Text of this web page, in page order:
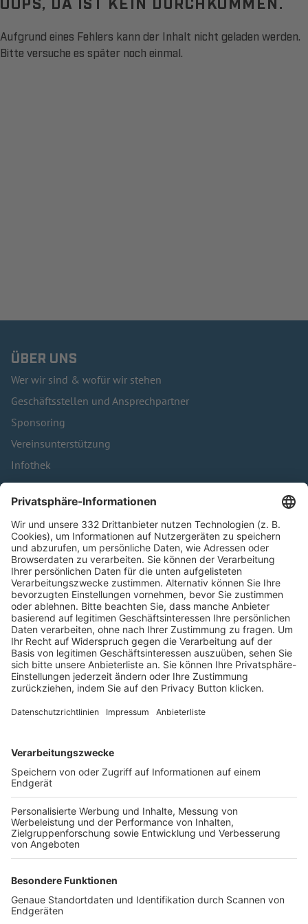
Aufgrund eines Fehlers kann der Inhalt nicht geladen werden.
Bitte versuche es später noch einmal.
ÜBER UNS
Wer wir sind & wofür wir stehen
Geschäftsstellen und Ansprechpartner
Sponsoring
Vereinsunterstützung
Infothek
Kontakt
HÄUFIG BESUCHTE SEITEN
Pässe und Vereinswechsel
Trainerausbildung
Schulungsangebot Vereinsmitarbeiter
BFV-Geschäftsstellen
Trainerbörse
Login SpielPlus
FOLGE DEM BFV
TOP-VEREINE
TOP-PARTNER